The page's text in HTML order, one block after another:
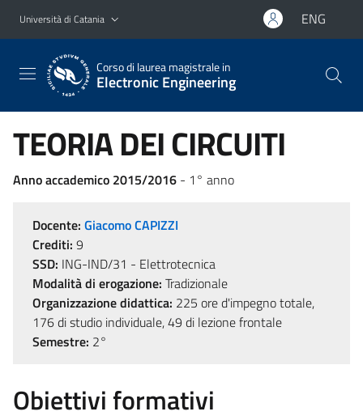
Vai al contenuto principale
Vai al menu di navigazione
Università di Catania ENG
Corso di laurea magistrale in
Electronic Engineering
TEORIA DEI CIRCUITI
Anno accademico 2015/2016 - 1° anno
Docente: Giacomo CAPIZZI
Crediti: 9
SSD: ING-IND/31 - Elettrotecnica
Modalità di erogazione: Tradizionale
Organizzazione didattica: 225 ore d'impegno totale,
176 di studio individuale, 49 di lezione frontale
Semestre: 2°
Obiettivi formativi